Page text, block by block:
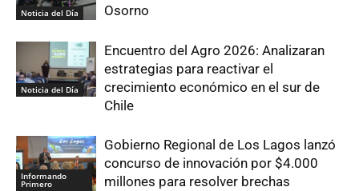
Noticia del Día
Osorno
Noticia del Día
Encuentro del Agro 2026: Analizaran
estrategias para reactivar el
crecimiento económico en el sur de
Chile
Informando
Primero
Gobierno Regional de Los Lagos lanzó
concurso de innovación por $4.000
millones para resolver brechas